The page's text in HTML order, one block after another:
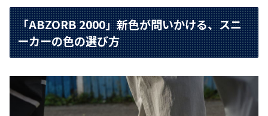
「ABZORB 2000」新色が問いかける、スニ
ーカーの色の選び方